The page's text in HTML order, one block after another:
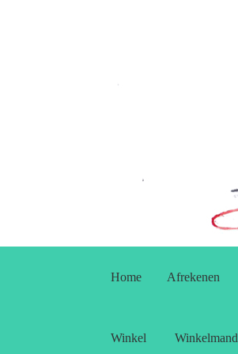
door
naar
Home Afrekenen
Winkel Winkelmand